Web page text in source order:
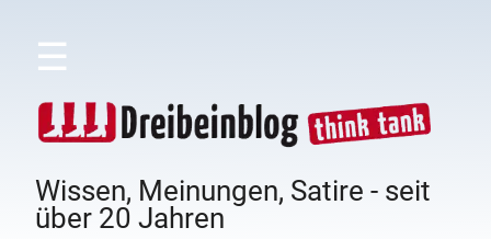
☰
Wissen, Meinungen, Satire - seit
über 20 Jahren